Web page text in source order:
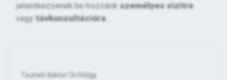
jelentkezzenek be hozzánk személyes vizitre
vagy távkonzultációra.
Tisztelt doktor Úr/Hölgy